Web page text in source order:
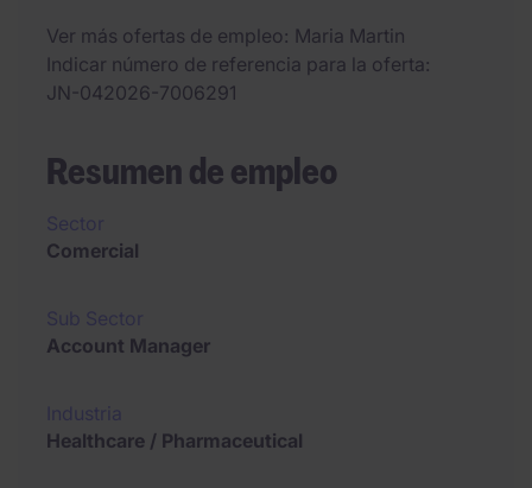
Ver más ofertas de empleo
Maria Martin
Indicar número de referencia para la oferta
JN-042026-7006291
Resumen de empleo
Comercial
Account Manager
Healthcare / Pharmaceutical